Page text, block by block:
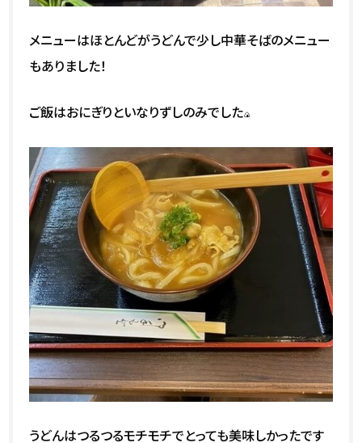
メニューはほとんどがうどんで少し中華そばのメニュー
もありました！
ご飯はおにぎりといなりずしのみでした🍙
うどんはつるつるモチモチでとっても美味しかったです